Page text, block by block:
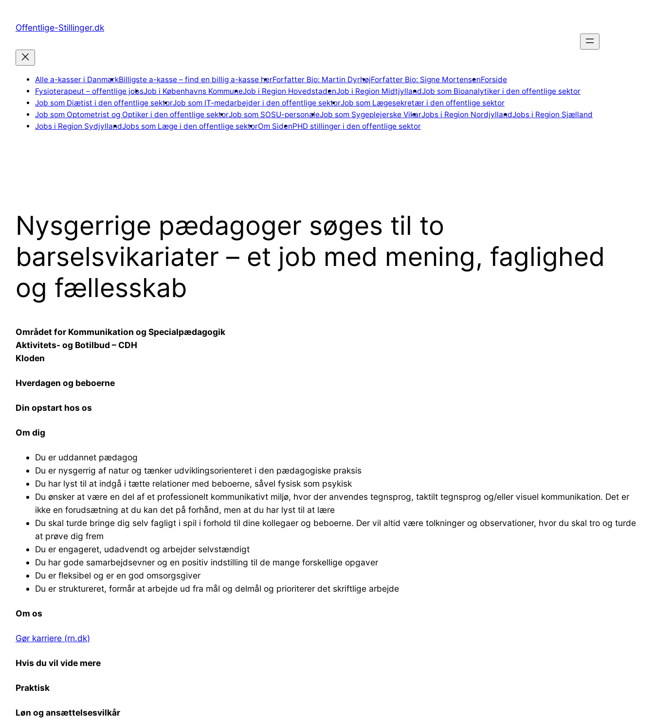
indholdOffentlige-Stillinger.dk
Alle a-kasser i DanmarkBilligste a-kasse – find en billig a-kasse herForfatter Bio: Martin DyrhøjForfatter Bio: Signe MortensenForside
Fysioterapeut – offentlige jobsJob i Københavns KommuneJob i Region HovedstadenJob i Region MidtjyllandJob som Bioanalytiker i den offentlige sektor
Job som Diætist i den offentlige sektorJob som IT-medarbejder i den offentlige sektorJob som Lægesekretær i den offentlige sektor
Job som Optometrist og Optiker i den offentlige sektorJob som SOSU-personaleJob som Sygeplejerske VikarJobs i Region NordjyllandJobs i Region Sjælland
Jobs i Region SydjyllandJobs som Læge i den offentlige sektorOm SidenPHD stillinger i den offentlige sektor
Nysgerrige pædagoger søges til to
barselsvikariater – et job med mening, faglighed
og fællesskab
Området for Kommunikation og Specialpædagogik
Aktivitets- og Botilbud – CDH
Kloden
Hverdagen og beboerne
Din opstart hos os
Om dig
Du er uddannet pædagog
Du er nysgerrig af natur og tænker udviklingsorienteret i den pædagogiske praksis
Du har lyst til at indgå i tætte relationer med beboerne, såvel fysisk som psykisk
Du ønsker at være en del af et professionelt kommunikativt miljø, hvor der anvendes tegnsprog, taktilt tegnsprog og/eller visuel kommunikation. Det er
ikke en forudsætning at du kan det på forhånd, men at du har lyst til at lære
Du skal turde bringe dig selv fagligt i spil i forhold til dine kollegaer og beboerne. Der vil altid være tolkninger og observationer, hvor du skal tro og turde
at prøve dig frem
Du er engageret, udadvendt og arbejder selvstændigt
Du har gode samarbejdsevner og en positiv indstilling til de mange forskellige opgaver
Du er fleksibel og er en god omsorgsgiver
Du er struktureret, formår at arbejde ud fra mål og delmål og prioriterer det skriftlige arbejde
Om os
Gør karriere (rn.dk)
Hvis du vil vide mere
Praktisk
Løn og ansættelsesvilkår